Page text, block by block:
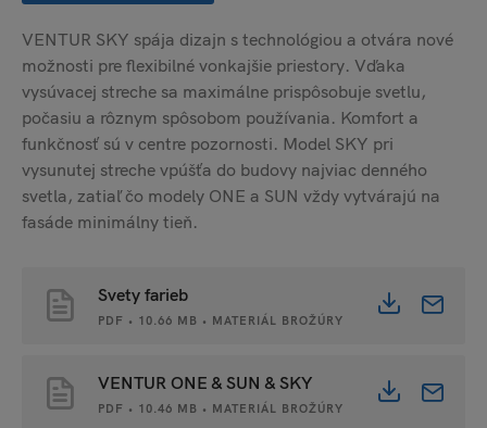
VENTUR SKY spája dizajn s technológiou a otvára nové
možnosti pre flexibilné vonkajšie priestory. Vďaka
vysúvacej streche sa maximálne prispôsobuje svetlu,
počasiu a rôznym spôsobom používania. Komfort a
funkčnosť sú v centre pozornosti. Model SKY pri
vysunutej streche vpúšťa do budovy najviac denného
svetla, zatiaľ čo modely ONE a SUN vždy vytvárajú na
fasáde minimálny tieň.
Svety farieb
PDF • 10.66 MB • MATERIÁL BROŽÚRY
VENTUR ONE & SUN & SKY
PDF • 10.46 MB • MATERIÁL BROŽÚRY